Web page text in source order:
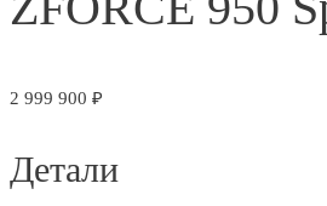
2 999 900 ₽
Детали